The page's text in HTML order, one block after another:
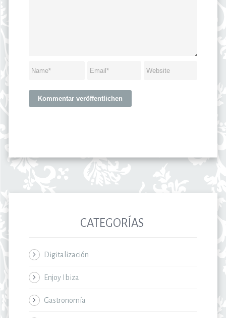
CATEGORÍAS
Digitalización
Enjoy Ibiza
Gastronomía